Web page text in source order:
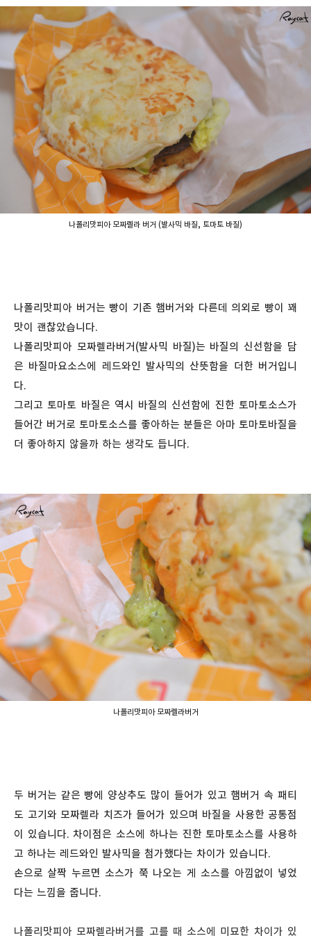
나폴리맛피아 모짜렐라 버거 (발사믹 바질, 토마토 바질)
나폴리맛피아 버거는 빵이 기존 햄버거와 다른데 의외로 빵이 꽤
맛이 괜찮았습니다.
나폴리맛피아 모짜렐라버거(발사믹 바질)는 바질의 신선함을 담
은 바질마요소스에 레드와인 발사믹의 산뜻함을 더한 버거입니
다.
그리고 토마토 바질은 역시 바질의 신선함에 진한 토마토소스가
들어간 버거로 토마토소스를 좋아하는 분들은 아마 토마토바질을
더 좋아하지 않을까 하는 생각도 듭니다.
나폴리맛피아 모짜렐라버거
두 버거는 같은 빵에 양상추도 많이 들어가 있고 햄버거 속 패티
도 고기와 모짜렐라 치즈가 들어가 있으며 바질을 사용한 공통점
이 있습니다. 차이점은 소스에 하나는 진한 토마토소스를 사용하
고 하나는 레드와인 발사믹을 첨가했다는 차이가 있습니다.
손으로 살짝 누르면 소스가 쭉 나오는 게 소스를 아낌없이 넣었
다는 느낌을 줍니다.
나폴리맛피아 모짜렐라버거를 고를 때 소스에 미묘한 차이가 있